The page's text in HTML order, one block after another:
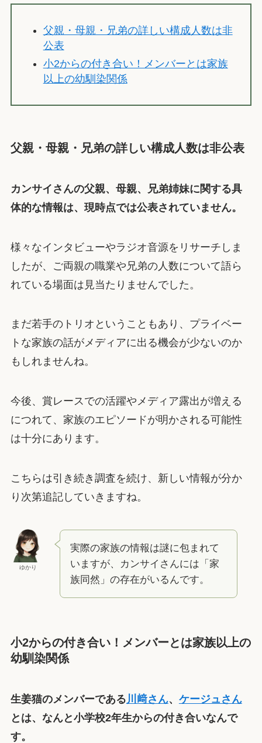
父親・母親・兄弟の詳しい構成人数は非
公表
小2からの付き合い！メンバーとは家族
以上の幼馴染関係
父親・母親・兄弟の詳しい構成人数は非公表
カンサイさんの父親、母親、兄弟姉妹に関する具
体的な情報は、現時点では公表されていません。
様々なインタビューやラジオ音源をリサーチしま
したが、ご両親の職業や兄弟の人数について語ら
れている場面は見当たりませんでした。
まだ若手のトリオということもあり、プライベー
トな家族の話がメディアに出る機会が少ないのか
もしれませんね。
今後、賞レースでの活躍やメディア露出が増える
につれて、家族のエピソードが明かされる可能性
は十分にあります。
こちらは引き続き調査を続け、新しい情報が分か
り次第追記していきますね。
ゆかり
実際の家族の情報は謎に包まれて
いますが、カンサイさんには「家
族同然」の存在がいるんです。
小2からの付き合い！メンバーとは家族以上の
幼馴染関係
生姜猫のメンバーである 川﨑さん、 ケージュさん
とは、なんと小学校2年生からの付き合いなんで
す。